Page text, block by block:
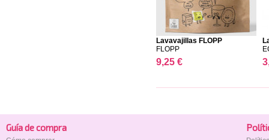
Lavavajillas FLOPP
FLOPP
9,25 €
Guía de compra